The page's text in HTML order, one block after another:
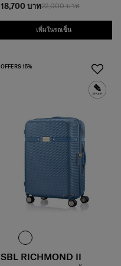
22,000 บาท
18,700 บาท
เพิ่มในรถเข็น
OFFERS 15%
SBL RICHMOND II